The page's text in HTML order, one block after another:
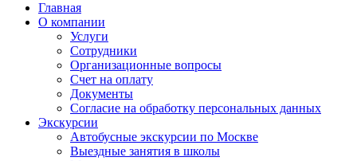
Главная
О компании
Услуги
Сотрудники
Организационные вопросы
Счет на оплату
Документы
Согласие на обработку персональных данных
Экскурсии
Автобусные экскурсии по Москве
Выездные занятия в школы